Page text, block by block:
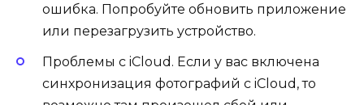
ошибка. Попробуйте обновить приложение
или перезагрузить устройство.
Проблемы с iCloud. Если у вас включена
синхронизация фотографий с iCloud, то